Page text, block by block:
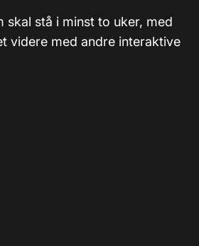
skal stå i minst to uker, med
videre med andre interaktive